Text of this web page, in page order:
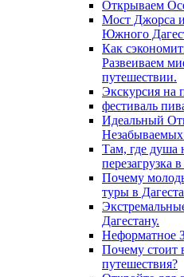
Открываем
Мост Джорса
Южного
Как
Развеиваем
путешествии.
Экскурсия на
фестиваль
Идеальный
Незабываемых
Там, где душа
перезагрузка
Почему
туры в
Дагестану.
Неформатное
Почему стоит
путешествия?